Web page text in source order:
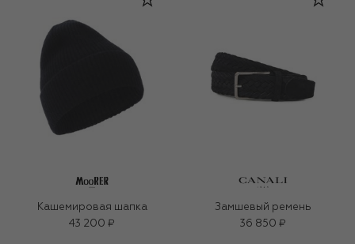
Кашемировая шапка
43 200 ₽
Замшевый ремень
36 850 ₽